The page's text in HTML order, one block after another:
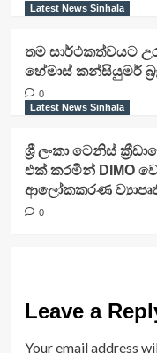
Latest News Sinhala
තම සාර්ථකත්වයට
හේමාස් කන්සියුමර්
0
Latest News Sinhala
ශ්‍රී ලංකා ටෙනිස්
එක් කරමින් DIMO
ආලෝකකරණ
0
Leave a
Your email address